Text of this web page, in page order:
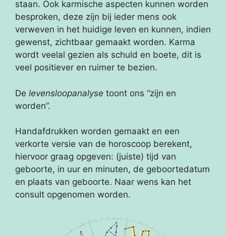
staan. Ook karmische aspecten kunnen worden
besproken, deze zijn bij ieder mens ook
verweven in het huidige leven en kunnen, indien
gewenst, zichtbaar gemaakt worden. Karma
wordt veelal gezien als schuld en boete, dit is
veel positiever en ruimer te bezien.
De levensloopanalyse toont ons “zijn en
worden”.
Handafdrukken worden gemaakt en een
verkorte versie van de horoscoop berekent,
hiervoor graag opgeven: (juiste) tijd van
geboorte, in uur en minuten, de geboortedatum
en plaats van geboorte. Naar wens kan het
consult opgenomen worden.